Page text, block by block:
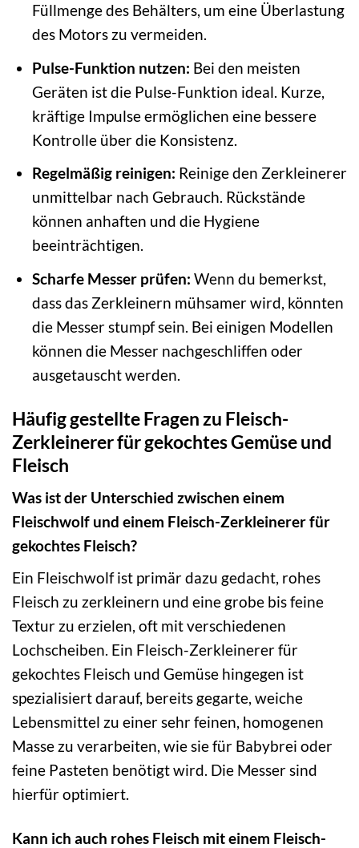
Füllmenge des Behälters, um eine Überlastung
des Motors zu vermeiden.
Pulse-Funktion nutzen: Bei den meisten
Geräten ist die Pulse-Funktion ideal. Kurze,
kräftige Impulse ermöglichen eine bessere
Kontrolle über die Konsistenz.
Regelmäßig reinigen: Reinige den Zerkleinerer
unmittelbar nach Gebrauch. Rückstände
können anhaften und die Hygiene
beeinträchtigen.
Scharfe Messer prüfen: Wenn du bemerkst,
dass das Zerkleinern mühsamer wird, könnten
die Messer stumpf sein. Bei einigen Modellen
können die Messer nachgeschliffen oder
ausgetauscht werden.
Häufig gestellte Fragen zu Fleisch-
Zerkleinerer für gekochtes Gemüse und
Fleisch
Was ist der Unterschied zwischen einem
Fleischwolf und einem Fleisch-Zerkleinerer für
gekochtes Fleisch?
Ein Fleischwolf ist primär dazu gedacht, rohes
Fleisch zu zerkleinern und eine grobe bis feine
Textur zu erzielen, oft mit verschiedenen
Lochscheiben. Ein Fleisch-Zerkleinerer für
gekochtes Fleisch und Gemüse hingegen ist
spezialisiert darauf, bereits gegarte, weiche
Lebensmittel zu einer sehr feinen, homogenen
Masse zu verarbeiten, wie sie für Babybrei oder
feine Pasteten benötigt wird. Die Messer sind
hierfür optimiert.
Kann ich auch rohes Fleisch mit einem Fleisch-